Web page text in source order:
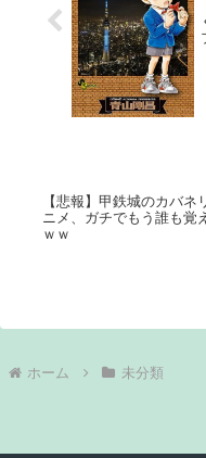
【悲報】甲鉄城のカバネ
ニメ、ガチでもう誰も覚
ｗｗ
ホーム 未分類